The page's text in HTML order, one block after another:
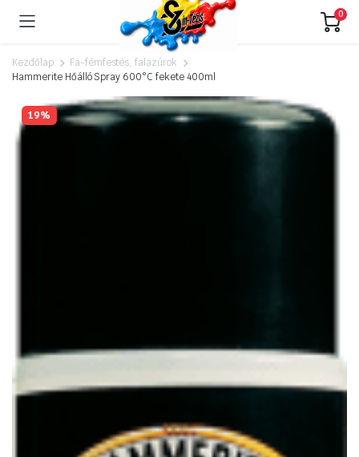
0
Kezdőlap
Fa-fémfestés, falazúrok
Hammerite Hőálló Spray 600°C fekete 400ml
19%